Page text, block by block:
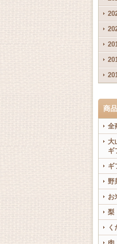
商
全
大
ギ
ギ
野
お
梨
く